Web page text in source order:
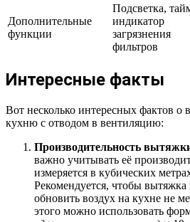
Дополнительные
функции
Подсветка,
индикатор
загрязнения
фильтров
Интересные факты
Вот несколько интересных фактов о
кухню с отводом в вентиляцию:
Производительность
важно учитывать её
измеряется в кубических
Рекомендуется, чтобы
обновить воздух на кухне не
этого можно использовать